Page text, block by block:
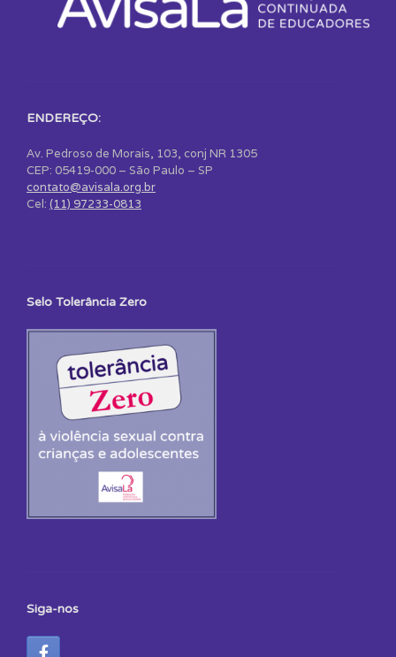
ENDEREÇO:
Av. Pedroso de Morais, 103, conj NR 1305
CEP: 05419-000 – São Paulo – SP
contato@avisala.org.br
Cel: (11) 97233-0813
Selo Tolerância Zero
Siga-nos